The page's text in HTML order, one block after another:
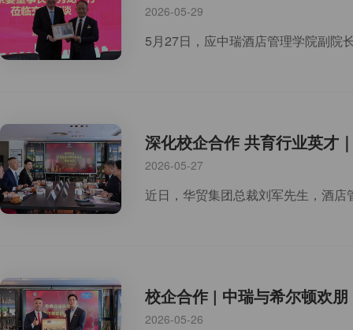
2026-05-29
深化校企合作 共育行业英才
2026-05-27
校企合作 | 中瑞与希尔顿欢
2026-05-26